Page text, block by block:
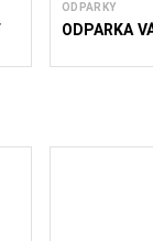
ODPARKY
ODPARKA